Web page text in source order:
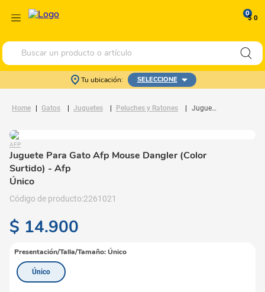
0$ 0
Buscar un producto o artículo
Tu ubicación: SELECCIONE
Gatos Juguetes Peluches y Ratones Juguete Para Gato Afp Mouse Dangler (Color Surtido)
AFP
Juguete Para Gato Afp Mouse Dangler (Color
Surtido) - Afp
Único
2261021
$ 14.900
Presentación/Talla/Tamaño:Único
Único